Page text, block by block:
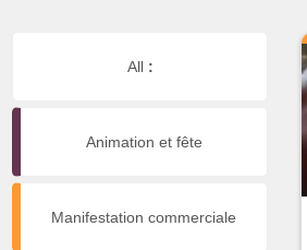
All :
Animation et fête
Manifestation commerciale